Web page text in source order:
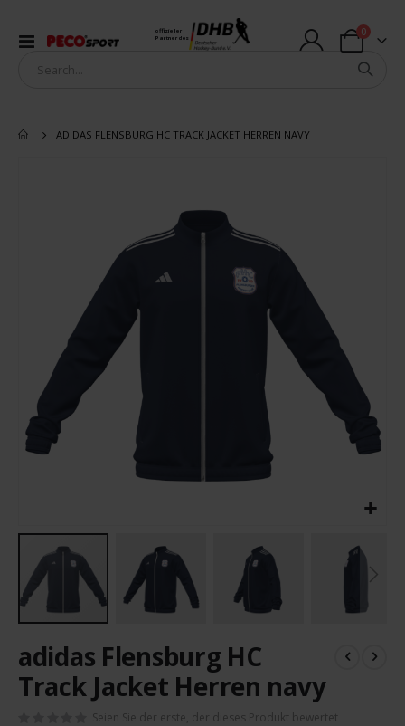
Navigation
offizieller
Partner des
Warenkorb
0Artikel
ADIDAS FLENSBURG HC TRACK JACKET HERREN NAVY
Anfang
der
Bildergalerie
adidas Flensburg HC
Track Jacket Herren navy
Seien Sie der erste, der dieses Produkt bewertet